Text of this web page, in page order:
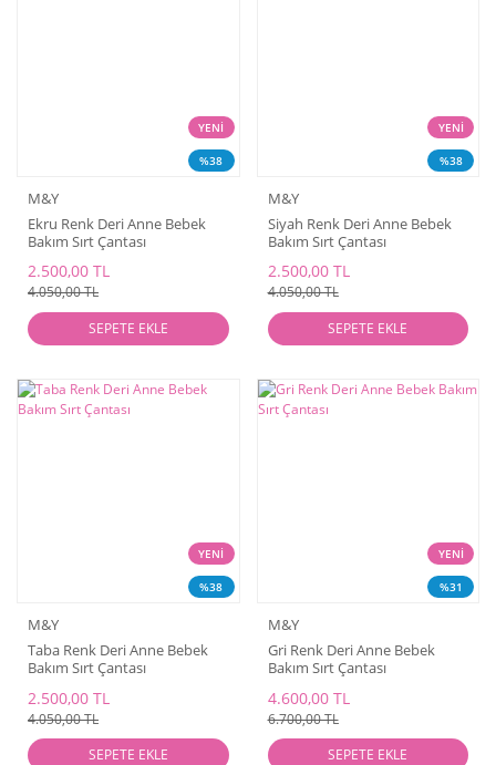
YENİ
%38
M&Y
Ekru Renk Deri Anne Bebek
Bakım Sırt Çantası
2.500,00 TL
4.050,00 TL
SEPETE EKLE
YENİ
%38
M&Y
Siyah Renk Deri Anne Bebek
Bakım Sırt Çantası
2.500,00 TL
4.050,00 TL
SEPETE EKLE
YENİ
%38
M&Y
Taba Renk Deri Anne Bebek
Bakım Sırt Çantası
2.500,00 TL
4.050,00 TL
SEPETE EKLE
YENİ
%31
M&Y
Gri Renk Deri Anne Bebek
Bakım Sırt Çantası
4.600,00 TL
6.700,00 TL
SEPETE EKLE